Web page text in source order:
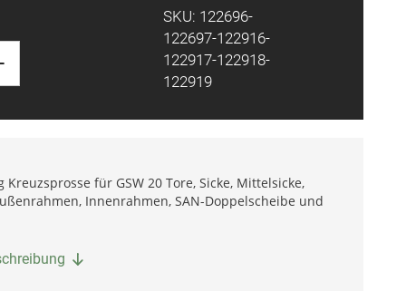
SKU: 122696-
122697-122916-
122917-122918-
122919
für GSW 20 Tore, Sicke, Mittelsicke,
Innenrahmen, SAN-Doppelscheibe und